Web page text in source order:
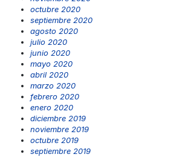
octubre 2020
septiembre 2020
agosto 2020
julio 2020
junio 2020
mayo 2020
abril 2020
marzo 2020
febrero 2020
enero 2020
diciembre 2019
noviembre 2019
octubre 2019
septiembre 2019